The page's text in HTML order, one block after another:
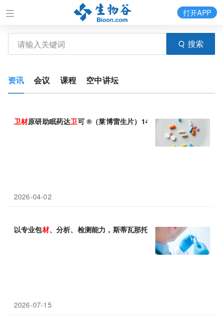
搜索
打开APP
资讯 会议 课程 空中讲坛
卫材原研助眠药达卫可 ®（莱博雷生片）14 片新规格重磅上市
2026-04-02
以专业包材、分析、检测能力，斯蒂瓦那托集团助力ADC药物高质
2026-07-15